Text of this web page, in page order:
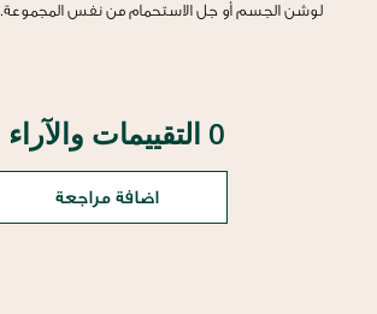
لوشن الجسم أو جل الاستحمام من نفس المجموعة.
0 التقييمات والآراء
اضافة مراجعة